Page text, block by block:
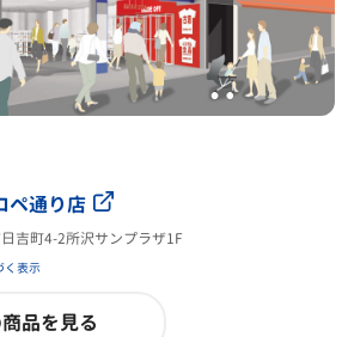
ペ通り店
吉町4-2所沢サンプラザ1F
く表示
品を見る